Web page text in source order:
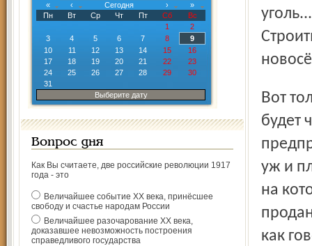
«
‹ Сегодня ›
»
Пн
Вт Ср Чт Пт Сб
Вс
1
2
3
4 5 6 7 8
9
10
11 12 13 14 15
16
17
18 19 20 21 22
23
24
25 26 27 28 29
30
31
Выберите дату
Вопрос дня
Как Вы считаете, две российские революции 1917
года - это
Величайшее событие ХХ века, принёсшее
свободу и счастье народам России
Величайшее разочарование ХХ века,
доказавшее невозможность построения
справедливого государства
Вот только при этом выясняются кое-какие детали. ГЭС
будет
уж и
на
как